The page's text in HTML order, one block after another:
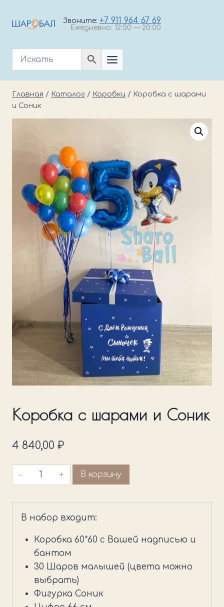
Звоните: +7 911 964 67 69
Ежедневно: 12:00 — 20:00
Главная / Каталог / Коробки / Коробка с шарами
и Соник
Коробка с шарами и Соник
4 840,00 ₽
Количество
товара
шарами
и
Соник
В корзину
В набор входит:
Коробка 60*60 с Вашей надписью и
бантом
30 Шаров малышей (цвета можно
выбрать)
Фигурка Соник